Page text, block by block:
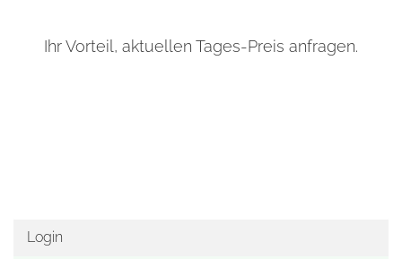
Ihr Vorteil, aktuellen Tages-Preis anfragen.
Login